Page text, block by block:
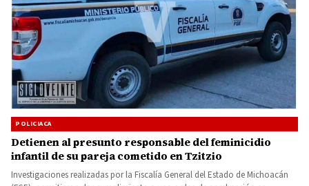
POLICIACA
Detienen al presunto responsable del feminicidio
infantil de su pareja cometido en Tzitzio
Investigaciones realizadas por la Fiscalía General del Estado de Michoacán